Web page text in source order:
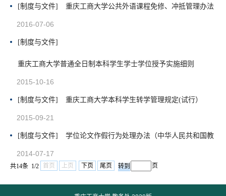
[制度与文件] 重庆工商大学公共外语课程免修、冲抵管理办法
2016-07-06
[制度与文件]
重庆工商大学普通全日制本科学生学士学位授予实施细则
2015-10-16
[制度与文件] 重庆工商大学本科学生转学管理规定(试行）
2015-09-21
[制度与文件] 学位论文作假行为处理办法（中华人民共和国教
2014-07-17
共14条 1/2 首页 上页 下页 尾页 页